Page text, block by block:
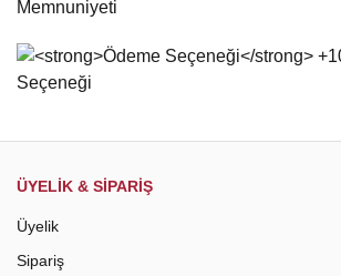
ÜYELİK & SİPARİŞ
Üyelik
Sipariş